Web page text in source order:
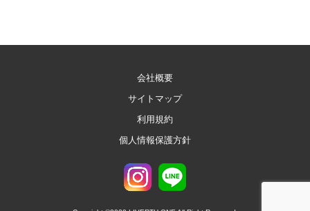
会社概要
サイトマップ
利用規約
個人情報保護方針